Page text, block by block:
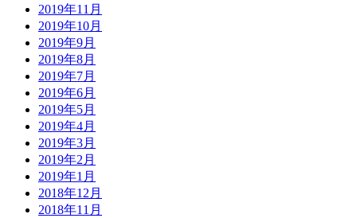
2019年11月
2019年10月
2019年9月
2019年8月
2019年7月
2019年6月
2019年5月
2019年4月
2019年3月
2019年2月
2019年1月
2018年12月
2018年11月